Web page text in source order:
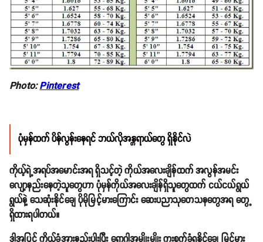
Photo:Pinterest
ပုံမှန်ထက် ပိန်လွန်းနေရင် ဘယ်လိုအန္တရာယ်တွေ ရှိနိုင်လဲ
ကိုယ့်ရဲ့အရပ်အမောင်းအရ ရှိသင့်တဲ့ ကိုယ်အလေးချိန်ထက် အလွန်အမင်း
လျော့နည်းနေတဲ့သူတွေဟာ ပုံမှန်ကိုယ်အလေးချိန်ရှိသူတွေထက် ငယ်ငယ်ရွယ်
ရွယ်နဲ့ သေဆုံးနိုင်ချေ ပိုမိုမြင့်မားကြောင်း ဆေးပညာသုတေသနတွေအရ တွေ့
ရှိထားရပါတယ်။